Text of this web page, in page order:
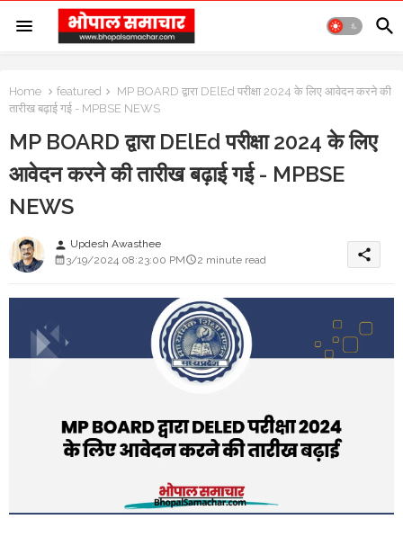
Home featured
MP BOARD द्वारा DElEd परीक्षा 2024 के लिए आवेदन करने की
तारीख बढ़ाई गई - MPBSE NEWS
MP BOARD द्वारा DElEd परीक्षा 2024 के लिए
आवेदन करने की तारीख बढ़ाई गई - MPBSE
NEWS
person Updesh Awasthee
3/19/2024 08:23:00 PM
2 minute read share